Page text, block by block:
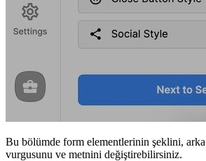
Bu bölümde form elementlerinin şeklini,
vurgusunu ve metnini değiştirebilirsiniz.